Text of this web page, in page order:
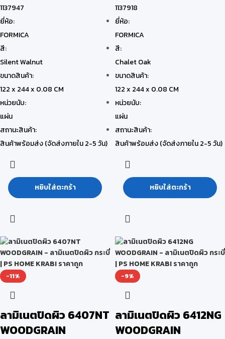
1137947
ยี่ห้อ:
FORMICA
สี:
Silent Walnut
ขนาดสินค้า:
122 x 244 x 0.08 CM
หน่วยนับ:
แผ่น
สถานะสินค้า:
สินค้าพร้อมส่ง (จัดส่งภายใน 2-5 วัน)
หยิบใส่ตะกร้า
1137918
ยี่ห้อ:
FORMICA
สี:
Chalet Oak
ขนาดสินค้า:
122 x 244 x 0.08 CM
หน่วยนับ:
แผ่น
สถานะสินค้า:
สินค้าพร้อมส่ง (จัดส่งภายใน 2-5 วัน)
หยิบใส่ตะกร้า
-11%
ลามิเนตปิดผิว 6407NT
WOODGRAIN
-9%
ลามิเนตปิดผิว 6412NG
WOODGRAIN